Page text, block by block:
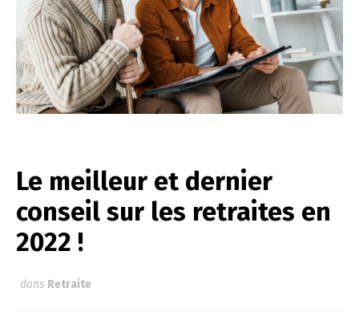
Le meilleur et dernier
conseil sur les retraites en
2022 !
dans Retraite